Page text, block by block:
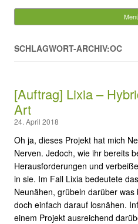
Suchen
SCHLAGWORT-ARCHIV:OC
[Auftrag] Lixia –
Art
24. April 2018
Oh ja, dieses Projekt hat mich
Nerven. Jedoch, wie ihr bereits
Herausforderungen und
in sie. Im Fall Lixia bedeutete
Neunähen, grübeln darüber
doch einfach darauf losnähen.
einem Projekt ausreichend